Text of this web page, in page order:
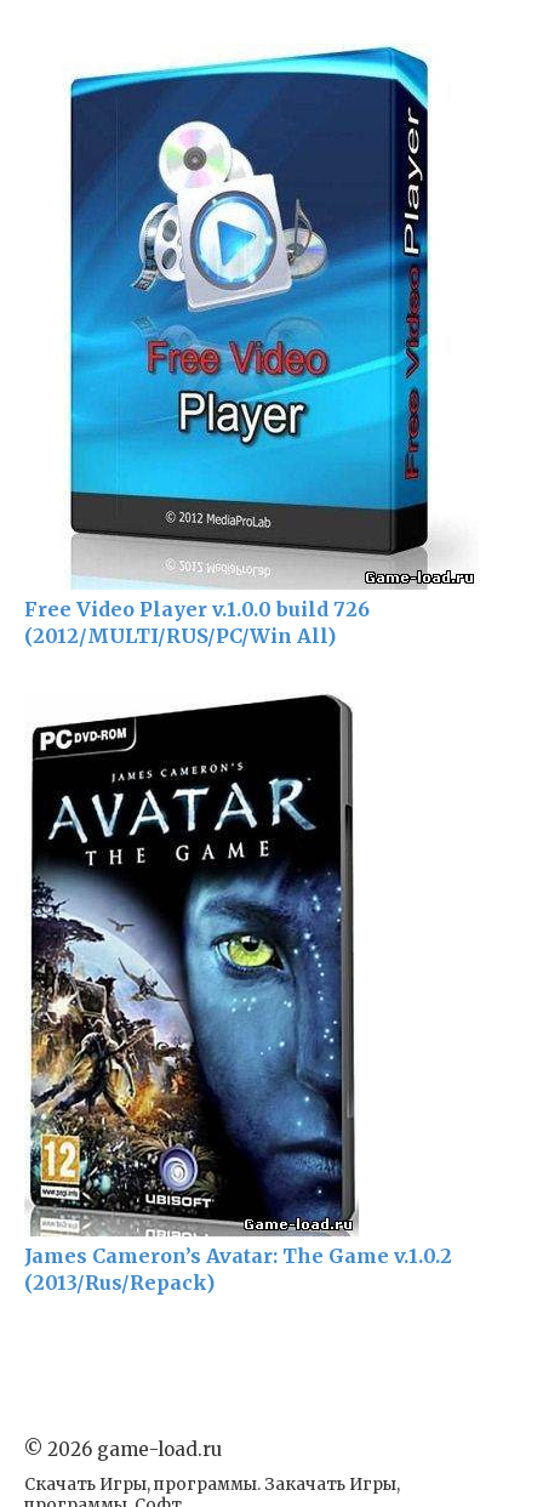
Free Video Player v.1.0.0 build 726
(2012/MULTI/RUS/PC/Win All)
James Cameron’s Avatar: The Game v.1.0.2
(2013/Rus/Repack)
© 2026 game-load.ru
Скачать Игры, программы. Закачать Игры,